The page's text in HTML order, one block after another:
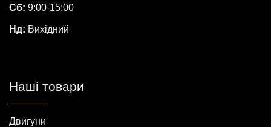
Сб: 9:00-15:00
Нд: Вихідний
Наші товари
Двигуни